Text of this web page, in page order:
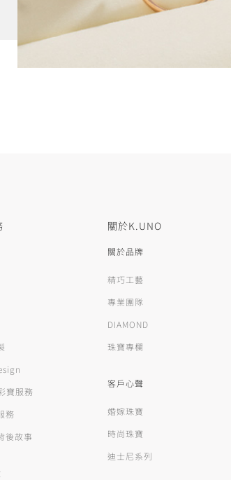
寶服務
務
後故事
關於K.UNO
關於品牌
精巧工藝
專業團隊
DIAMOND
珠寶專欄
客戶心聲
婚嫁珠寶
時尚珠寶
迪士尼系列